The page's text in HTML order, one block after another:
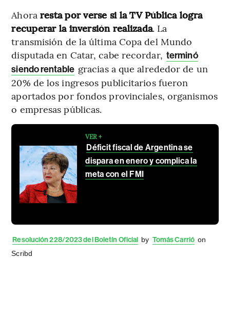
Ahora resta por verse si la TV Pública logra
recuperar la inversión realizada. La
transmisión de la última Copa del Mundo
disputada en Catar, cabe recordar, terminó
siendo rentable gracias a que alrededor de un
20% de los ingresos publicitarios fueron
aportados por fondos provinciales, organismos
o empresas públicas.
VER +
Déficit fiscal de Argentina se
dispara en enero y complica la
meta con el FMI
Resolución 228/2023 del Boletín Oficial by Tomás Carrió on
Scribd